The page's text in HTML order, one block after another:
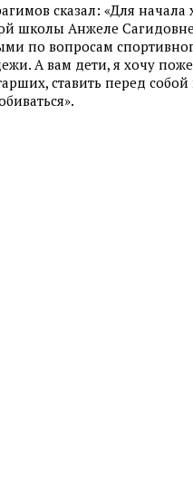
сказал: «Для
школы Анжеле
по вопросам
А вам дети, я хочу
ставить перед собой